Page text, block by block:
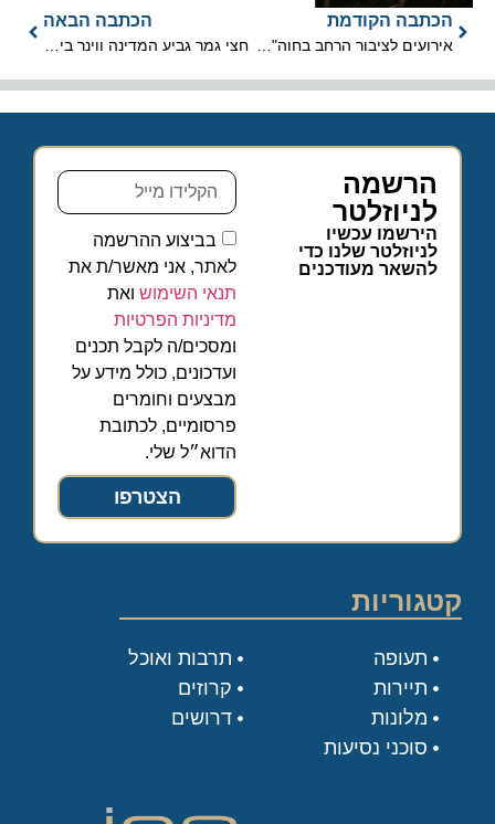
הכתבה הקודמת הכתבה הבאה
הרשמה
לניוזלטר
הירשמו עכשיו
לניוזלטר שלנו כדי
להשאר מעודכנים
בביצוע ההרשמה
לאתר, אני מאשר/ת את
תנאי השימוש ואת
מדיניות הפרטיות
ומסכים/ה לקבל תכנים
ועדכונים, כולל מידע על
מבצעים וחומרים
פרסומיים, לכתובת
הדוא״ל שלי.
הצטרפו
קטגוריות
תעופה
תיירות
מלונות
סוכני נסיעות
תרבות ואוכל
קרוזים
דרושים